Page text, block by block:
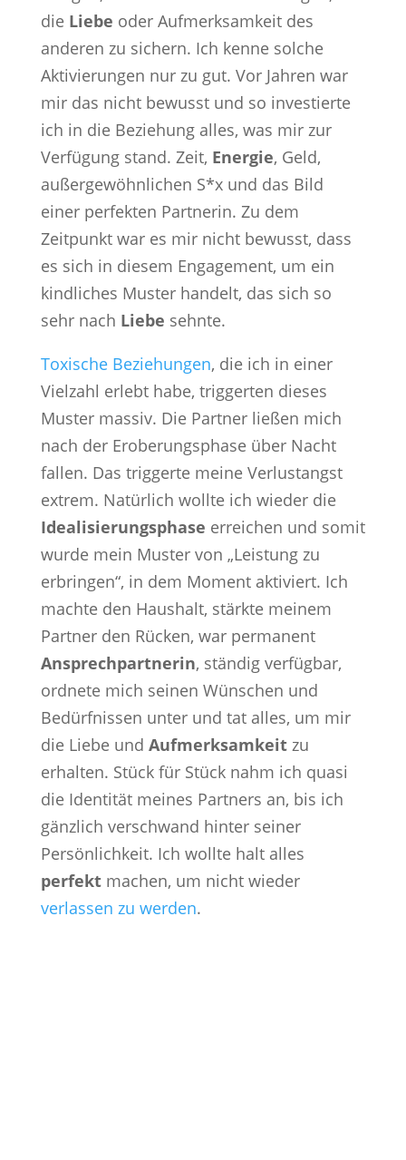
die Liebe oder Aufmerksamkeit des
anderen zu sichern. Ich kenne solche
Aktivierungen nur zu gut. Vor Jahren war
mir das nicht bewusst und so investierte
ich in die Beziehung alles, was mir zur
Verfügung stand. Zeit, Energie, Geld,
außergewöhnlichen S*x und das Bild
einer perfekten Partnerin. Zu dem
Zeitpunkt war es mir nicht bewusst, dass
es sich in diesem Engagement, um ein
kindliches Muster handelt, das sich so
sehr nach Liebe sehnte.
Toxische Beziehungen, die ich in einer
Vielzahl erlebt habe, triggerten dieses
Muster massiv. Die Partner ließen mich
nach der Eroberungsphase über Nacht
fallen. Das triggerte meine Verlustangst
extrem. Natürlich wollte ich wieder die
Idealisierungsphase erreichen und somit
wurde mein Muster von „Leistung zu
erbringen“, in dem Moment aktiviert. Ich
machte den Haushalt, stärkte meinem
Partner den Rücken, war permanent
Ansprechpartnerin, ständig verfügbar,
ordnete mich seinen Wünschen und
Bedürfnissen unter und tat alles, um mir
die Liebe und Aufmerksamkeitzu
erhalten. Stück für Stück nahm ich quasi
die Identität meines Partners an, bis ich
gänzlich verschwand hinter seiner
Persönlichkeit. Ich wollte halt alles
perfektmachen, um nicht wieder
verlassen zu werden.